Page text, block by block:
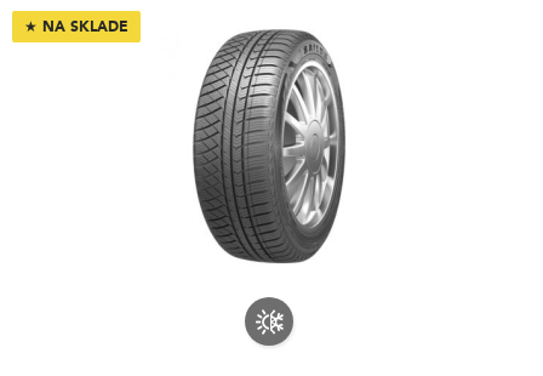
★ NA SKLADE